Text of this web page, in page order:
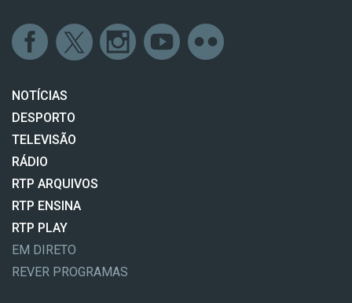
NOTÍCIAS
DESPORTO
TELEVISÃO
RÁDIO
RTP ARQUIVOS
RTP ENSINA
RTP PLAY
EM DIRETO
REVER PROGRAMAS